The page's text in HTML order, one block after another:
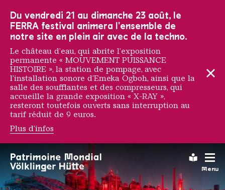
Menu
La Völklinger Hütte
Du vendredi 21 au dimanche 23 août, le
FERRA festival animera l'ensemble de
notre site en plein air avec de la techno.
Le château d'eau, qui abrite l'exposition
permanente « MOUVEMENT PUISSANCE
HISTOIRE », la station de pompage, avec
l'installation sonore d'Emeka Ogboh, ainsi que la
salle des soufflantes et des compresseurs, qui
accueille la grande exposition « X-RAY »,
resteront toutefois ouverts sans interruption au
tarif réduit de 9 euros.
Plus d'infos